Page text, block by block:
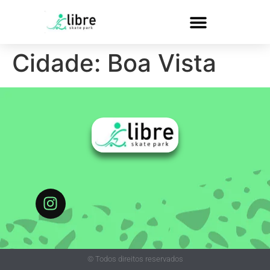
Cidade: Boa Vista
© Todos direitos reservados